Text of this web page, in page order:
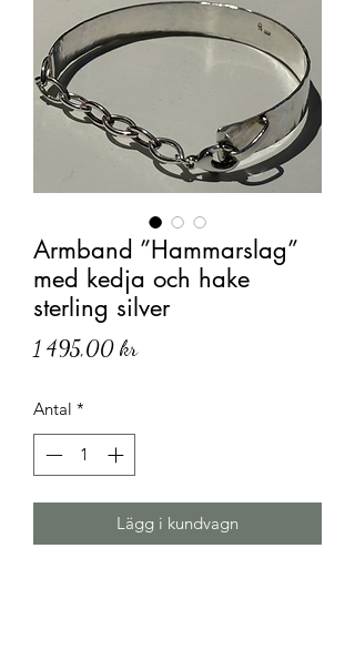
Armband ”Hammarslag”
med kedja och hake
sterling silver
1 495,00 krPris
Antal *
Lägg i kundvagn